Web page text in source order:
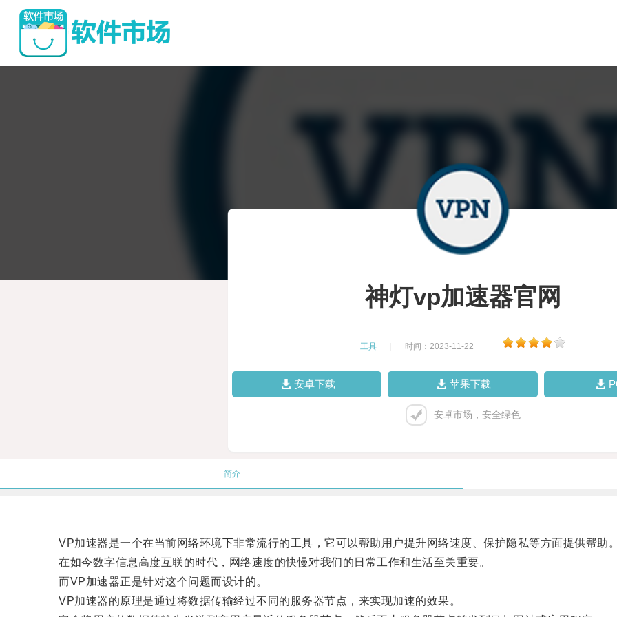
神灯vp加速器官网
工具 时间：2023-11-22
安卓下载 苹果下载
安卓市场，安全绿色
简介
VP加速器是一个在当前网络环境下非常流行的工具，它可以帮助用户提升网络速度、保护隐私等方面提供帮助。
在如今数字信息高度互联的时代，网络速度的快慢对我们的日常工作和生活至关重要。
而VP加速器正是针对这个问题而设计的。
VP加速器的原理是通过将数据传输经过不同的服务器节点，来实现加速的效果。